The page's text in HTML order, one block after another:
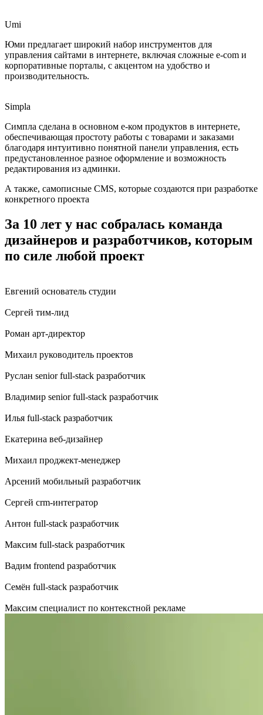
Umi
Юми предлагает широкий набор инструментов для
управления сайтами в интернете, включая сложные e-com и
корпоративные порталы, с акцентом на удобство и
производительность.
Simpla
Симпла сделана в основном е-ком продуктов в интернете,
обеспечивающая простоту работы с товарами и заказами
благодаря интуитивно понятной панели управления, есть
предустановленное разное оформление и возможность
редактирования из админки.
А также, самописные CMS, которые создаются при разработке
конкретного проекта
За 10 лет у нас собралась команда
дизайнеров и разработчиков, которым
по силе любой проект
Евгений основатель студии
Сергей тим-лид
Роман арт-директор
Михаил руководитель проектов
Руслан senior full-stack разработчик
Владимир senior full-stack разработчик
Илья full-stack разработчик
Екатерина веб-дизайнер
Михаил проджект-менеджер
Арсений мобильный разработчик
Сергей crm-интегратор
Антон full-stack разработчик
Максим full-stack разработчик
Вадим frontend разработчик
Семён full-stack разработчик
Максим специалист по контекстной рекламе